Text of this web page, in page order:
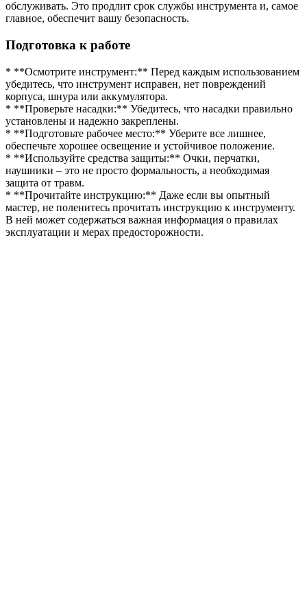
обслуживать. Это продлит срок службы инструмента и, самое
главное, обеспечит вашу безопасность.
Подготовка к работе
* **Осмотрите инструмент:** Перед каждым использованием
убедитесь, что инструмент исправен, нет повреждений
корпуса, шнура или аккумулятора.
* **Проверьте насадки:** Убедитесь, что насадки правильно
установлены и надежно закреплены.
* **Подготовьте рабочее место:** Уберите все лишнее,
обеспечьте хорошее освещение и устойчивое положение.
* **Используйте средства защиты:** Очки, перчатки,
наушники – это не просто формальность, а необходимая
защита от травм.
* **Прочитайте инструкцию:** Даже если вы опытный
мастер, не поленитесь прочитать инструкцию к инструменту.
В ней может содержаться важная информация о правилах
эксплуатации и мерах предосторожности.